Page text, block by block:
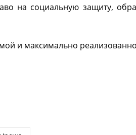
на социальную защиту,
и максимально